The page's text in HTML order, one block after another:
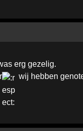
erg gezelig.
wij hebben